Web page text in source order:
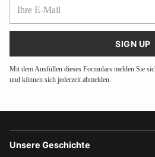
SIGN UP
Mit dem Ausfüllen dieses Formulars melden Sie
und können sich jederzeit abmelden.
Unsere Geschichte